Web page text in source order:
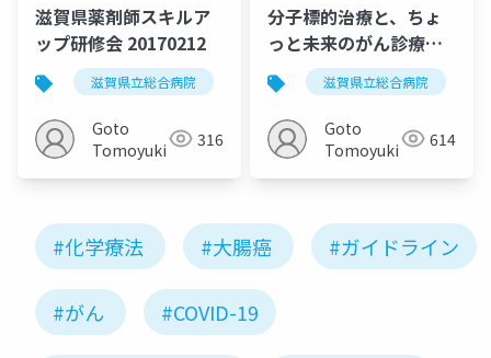
滋賀県薬剤師スキルア
ップ研修会 20170212
滋賀県立総合病院 化学療法 がん薬物療法
Goto
Tomoyuki
316
分子標的治療と、ちょ
っと未来のがん診療
（滋賀県薬剤師スキル
アップ研修会）
20170212
滋賀県立総合病院
Goto
Tomoyuki
614
#化学療法 #大腸癌 #ガイドライン
#がん #COVID-19